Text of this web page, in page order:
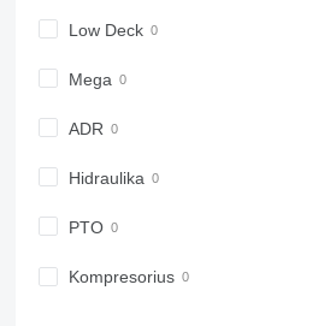
Low Deck
Mega
ADR
Hidraulika
PTO
Kompresorius